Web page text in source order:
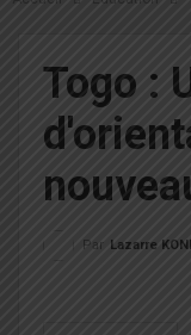
Togo :
Par Lazarre